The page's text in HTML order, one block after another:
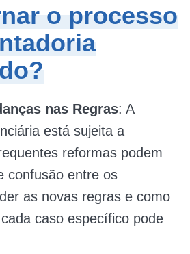
o processo
nas Regras: A
está sujeita a
reformas podem
confusão entre os
as novas regras e como
caso específico pode